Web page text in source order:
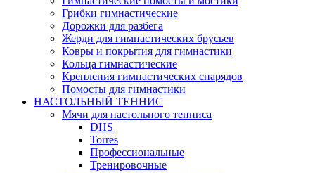
Грибки гимнастические
Дорожки для разбега
Жерди для гимнастических брусьев
Ковры и покрытия для гимнастики
Кольца гимнастические
Крепления гимнастических снарядов
Помосты для гимнастики
НАСТОЛЬНЫЙ ТЕННИС
Мячи для настольного тенниса
DHS
Torres
Профессиональные
Тренировочные